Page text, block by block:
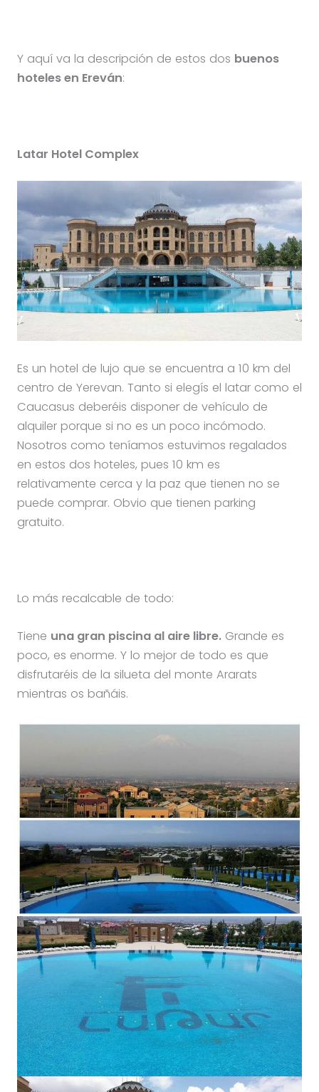
Y aquí va la descripción de estos dos buenos
hoteles en Ereván:
Latar Hotel Complex
Es un hotel de lujo que se encuentra a 10 km del
centro de Yerevan. Tanto si elegís el latar como el
Caucasus deberéis disponer de vehículo de
alquiler porque si no es un poco incómodo.
Nosotros como teníamos estuvimos regalados
en estos dos hoteles, pues 10 km es
relativamente cerca y la paz que tienen no se
puede comprar. Obvio que tienen parking
gratuito.
Lo más recalcable de todo:
Tiene una gran piscina al aire libre.Grande es
poco, es enorme. Y lo mejor de todo es que
disfrutaréis de la silueta del monte Ararats
mientras os bañáis.